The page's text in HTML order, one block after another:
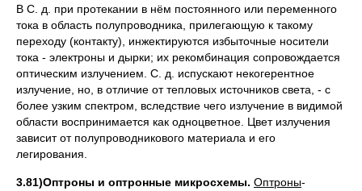
В С. д. при протекании в нём постоянного или переменного
тока в область полупроводника, прилегающую к такому
переходу (контакту), инжектируются избыточные носители
тока - электроны и дырки; их рекомбинация сопровождается
оптическим излучением. С. д. испускают некогерентное
излучение, но, в отличие от тепловых источников света, - с
более узким спектром, вследствие чего излучение в видимой
области воспринимается как одноцветное. Цвет излучения
зависит от полупроводникового материала и его
легирования.
3.81)Оптроны и оптронные микросхемы. Оптроны-